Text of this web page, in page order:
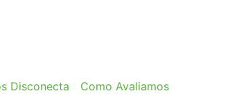
Disconecta
Como Avaliamos